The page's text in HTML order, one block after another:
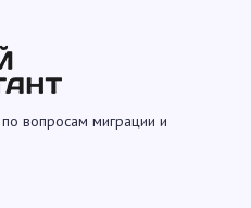
вопросам миграции и